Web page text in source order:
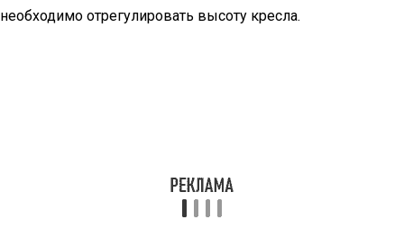
необходимо отрегулировать высоту кресла.